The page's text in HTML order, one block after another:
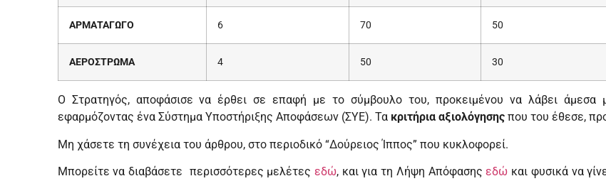
ΑΡΜΑΤΑΓΩΓΟ 6 70 50
ΑΕΡΟΣΤΡΩΜΑ 4 50 30
Ο Στρατηγός, αποφάσισε να έρθει σε επαφή με το σύμβουλο του, προκειμένου να λάβει άμεσα
εφαρμόζοντας ένα Σύστημα Υποστήριξης Αποφάσεων (ΣΥΕ). Τα κριτήρια αξιολόγησηςπου του έθεσε,
Μη χάσετε τη συνέχεια του άρθρου, στο περιοδικό “Δούρειος Ίππος” που κυκλοφορεί.
Μπορείτε να διαβάσετε περισσότερες μελέτες εδώ, και για τη Λήψη Απόφασηςεδώ και φυσικά να